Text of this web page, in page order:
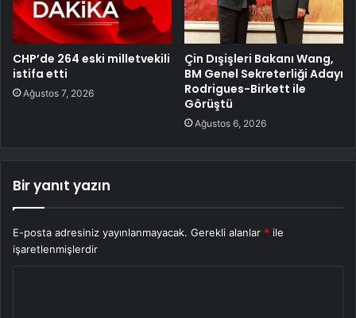
CHP’de 264 eski milletvekili
istifa etti
Ağustos 7, 2026
Çin Dışişleri Bakanı Wang,
BM Genel Sekreterliği Adayı
Rodrigues-Birkett ile
Görüştü
Ağustos 6, 2026
Bir yanıt yazın
E-posta adresiniz yayınlanmayacak. Gerekli alanlar * ile
işaretlenmişlerdir